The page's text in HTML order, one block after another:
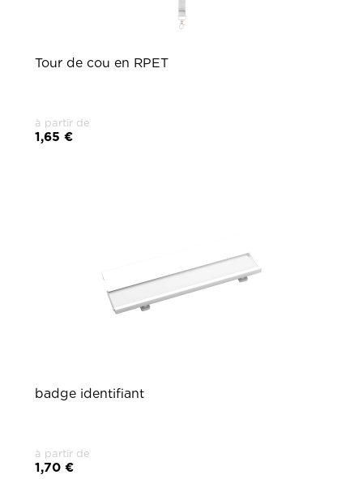
Tour de cou en RPET
à partir de
1,65 €
badge identifiant
à partir de
1,70 €